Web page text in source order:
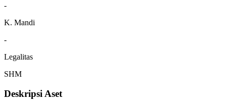
-
K. Mandi
-
Legalitas
SHM
Deskripsi Aset